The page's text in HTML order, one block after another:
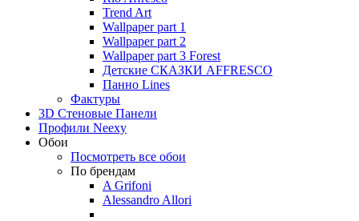
Trend Art
Wallpaper part 1
Wallpaper part 2
Wallpaper part 3 Forest
Детские СКАЗКИ AFFRESCO
Панно Lines
Фактуры
3D Стеновые Панели
Профили Neexy
Обои
Посмотреть все обои
По брендам
A Grifoni
Alessandro Allori